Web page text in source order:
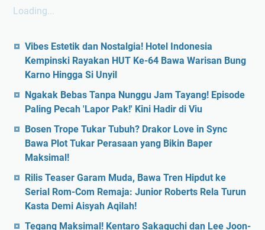
Loading...
Vibes Estetik dan Nostalgia! Hotel Indonesia
Kempinski Rayakan HUT Ke-64 Bawa Warisan Bung
Karno Hingga Si Unyil
Ngakak Bebas Tanpa Nunggu Jam Tayang! Episode
Paling Pecah 'Lapor Pak!' Kini Hadir di Viu
Bosen Trope Tukar Tubuh? Drakor Love in Sync
Bawa Plot Tukar Perasaan yang Bikin Baper
Maksimal!
Rilis Teaser Garam Muda, Bawa Tren Hipdut ke
Serial Rom-Com Remaja: Junior Roberts Rela Turun
Kasta Demi Aisyah Aqilah!
Tegang Maksimal! Kentaro Sakaguchi dan Lee Joon-